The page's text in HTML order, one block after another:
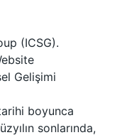
(ICSG).
Gelişimi
boyunca
sonlarında,